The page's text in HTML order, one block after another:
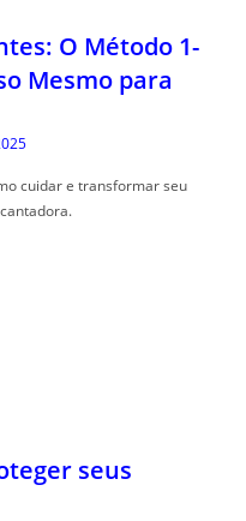
O Método 1-
Mesmo para
cuidar e transformar seu
seus